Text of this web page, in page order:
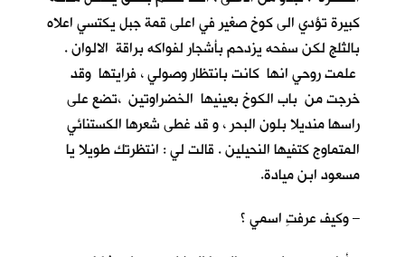
كبيرة تؤدي الى كوخ صغير في اعلى قمة جبل يكتسي اعلاه
بالثلج لكن سفحه يزدحم بأشجار لفواكه براقة الالوان .
علمت روحي انها كانت بانتظار وصولي ، فرايتها وقد
خرجت من باب الكوخ بعينيها الخضراوتين ،تضع على
راسها منديلا بلون البحر ، و قد غطى شعرها الكستنائي
المتماوج كتفيها النحيلين . قالت لي : انتظرتك طويلا يا
مسعود ابن ميادة.
– وكيف عرفتِ اسمي ؟